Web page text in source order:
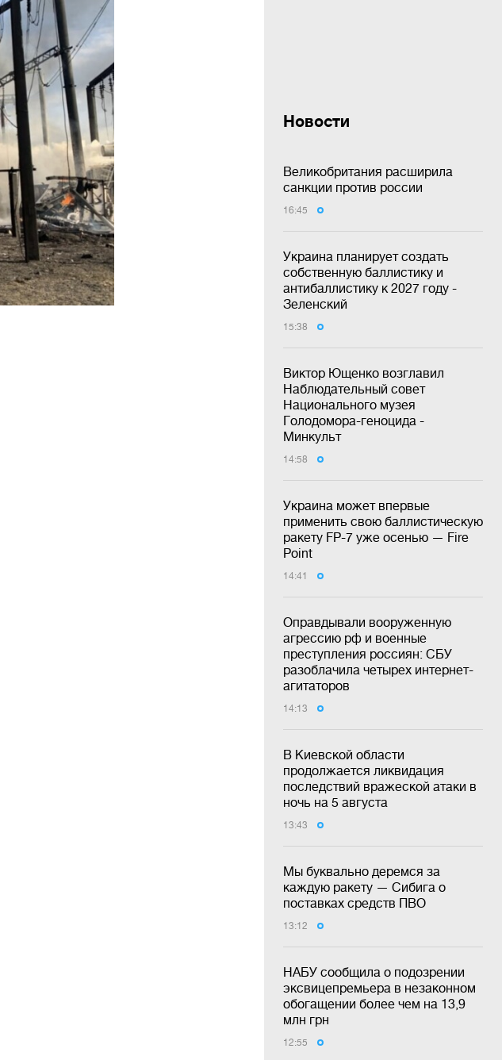
Новости
Великобритания расширила
санкции против россии
16:45
Украина планирует создать
собственную баллистику и
антибаллистику к 2027 году -
Зеленский
15:38
Виктор Ющенко возглавил
Наблюдательный совет
Национального музея
Голодомора-геноцида -
Минкульт
14:58
Украина может впервые
применить свою баллистическую
ракету FP-7 уже осенью — Fire
Point
14:41
Оправдывали вооруженную
агрессию рф и военные
преступления россиян: СБУ
разоблачила четырех интернет-
агитаторов
14:13
В Киевской области
продолжается ликвидация
последствий вражеской атаки в
ночь на 5 августа
13:43
Мы буквально деремся за
каждую ракету — Сибига о
поставках средств ПВО
13:12
НАБУ сообщила о подозрении
эксвицепремьера в незаконном
обогащении более чем на 13,9
млн грн
12:55